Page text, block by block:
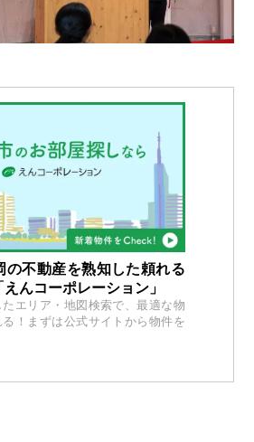
の不動産を熟知した頼れる
んコーポレーション」
エリア・地図検索で、最適な物
！まずは公式サイトから物件を